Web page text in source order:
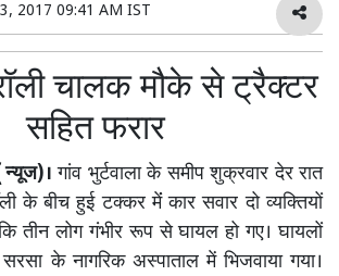
2017 09:41 AM IST
चालक मौके से ट्रैक्टर
सहित फरार
गांव भुर्टवाला के समीप शुक्रवार देर रात
के बीच हुई टक्कर मेंं कार सवार दो व्यक्तियों
तीन लोग गंभीर रूप से घायल हो गए। घायलों
के नागरिक अस्पाताल में भिजवाया गया।